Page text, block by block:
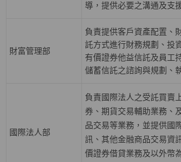
導，提供必要之溝通及支
財富管理部
負責提供客戶資產配置、
託方式進行財務規劃、投
有價證券他益信託及員工
儲蓄信託之諮詢與規劃、
國際法人部
負責國際法人之受託買賣
券、期貨交易輔助業務、
品交易等業務，並提供國
訊、其他金融商品交易資
價證券借貸業務及以外幣